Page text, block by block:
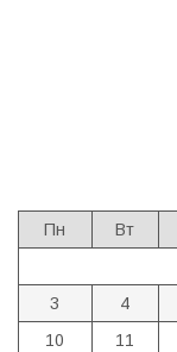
Пн Вт
3
4
10
11